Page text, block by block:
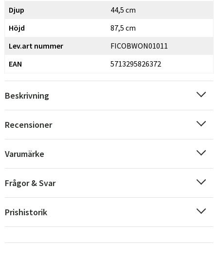
Norge
Suomi
Djup
44,5 cm
Höjd
87,5 cm
Lev.art nummer
FICOBWON01011
EAN
5713295826372
Beskrivning
Recensioner
Varumärke
Frågor & Svar
Prishistorik